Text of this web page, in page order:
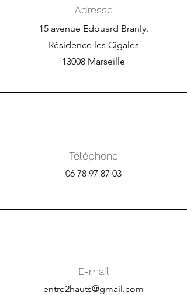
Adresse
15 avenue Edouard Branly.
Résidence les Cigales
13008 Marseille
Téléphone
06 78 97 87 03
E-mail
entre2hauts@gmail.com